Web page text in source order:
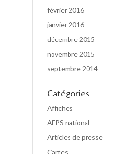
février 2016
janvier 2016
décembre 2015
novembre 2015
septembre 2014
Catégories
Affiches
AFPS national
Articles de presse
Cartes